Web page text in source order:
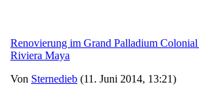
Renovierung im Grand Palladium
Riviera Maya
Von Sternedieb (11. Juni 2014, 13:21)